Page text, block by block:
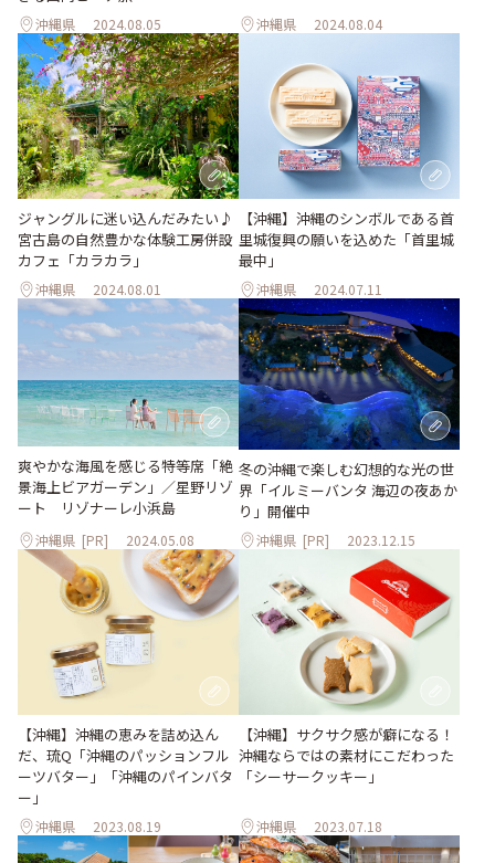
沖縄県 2024.08.05 沖縄県 2024.08.04
ジャングルに迷い込んだみたい♪
宮古島の自然豊かな体験工房併設
カフェ「カラカラ」
沖縄県 2024.08.01
【沖縄】沖縄のシンボルである首
里城復興の願いを込めた「首里城
最中」
沖縄県 2024.07.11
爽やかな海⾵を感じる特等席「絶
景海上ビアガーデン」／星野リゾ
ート リゾナーレ⼩浜島
沖縄県 [PR] 2024.05.08
冬の沖縄で楽しむ幻想的な光の世
界「イルミーバンタ 海辺の夜あか
り」開催中
沖縄県 [PR] 2023.12.15
【沖縄】沖縄の恵みを詰め込ん
だ、琉Q「沖縄のパッションフル
ーツバター」「沖縄のパインバタ
ー」
沖縄県 2023.08.19
【沖縄】サクサク感が癖になる！
沖縄ならではの素材にこだわった
「シーサークッキー」
沖縄県 2023.07.18